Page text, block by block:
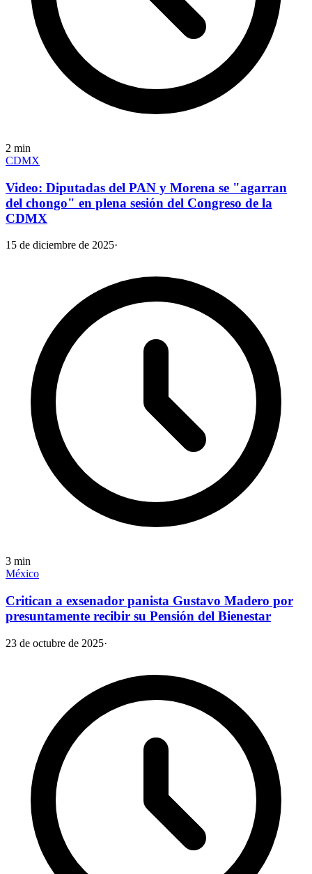
2 min
CDMX
Video: Diputadas del PAN y Morena se "agarran
del chongo" en plena sesión del Congreso de la
CDMX
15 de diciembre de 2025·
3 min
México
Critican a exsenador panista Gustavo Madero por
presuntamente recibir su Pensión del Bienestar
23 de octubre de 2025·